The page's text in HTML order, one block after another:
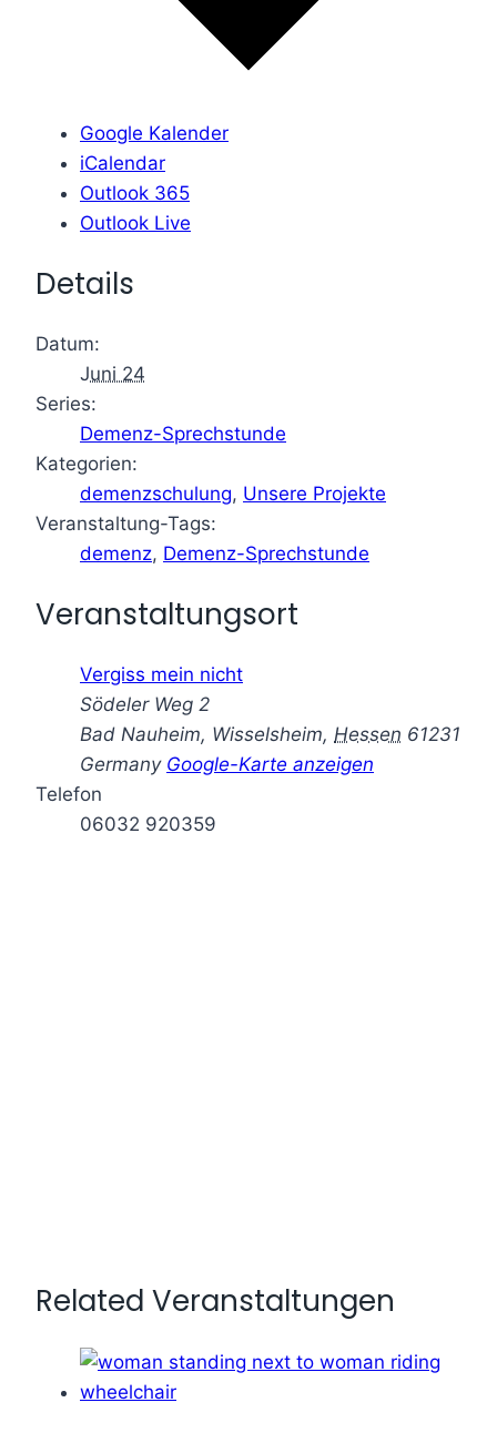
Google Kalender
iCalendar
Outlook 365
Outlook Live
Details
Datum:
Juni 24
Series:
Demenz-Sprechstunde
Kategorien:
demenzschulung, Unsere Projekte
Veranstaltung-Tags:
demenz, Demenz-Sprechstunde
Veranstaltungsort
Vergiss mein nicht
Södeler Weg 2
Bad Nauheim, Wisselsheim, Hessen 61231
Germany Google-Karte anzeigen
Telefon
06032 920359
Related Veranstaltungen